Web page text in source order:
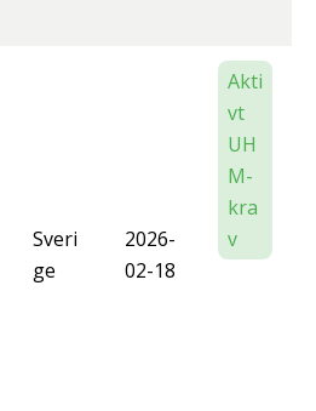
Sveri
ge
2026-
02-18
Akti
vt
UH
M-
kra
v